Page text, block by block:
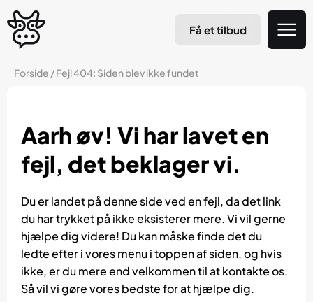
Få et tilbud
Forside /Fejl 404: Siden blev ikke fundet
Aarh øv! Vi har lavet en
fejl, det beklager vi.
Du er landet på denne side ved en fejl, da det link
du har trykket på ikke eksisterer mere. Vi vil gerne
hjælpe dig videre! Du kan måske finde det du
ledte efter i vores menu i toppen af siden, og hvis
ikke, er du mere end velkommen til at kontakte os.
Så vil vi gøre vores bedste for at hjælpe dig.